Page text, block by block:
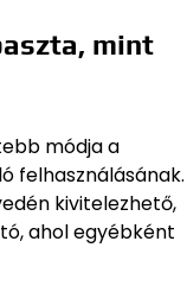
mint
módja a
felhasználásának.
kivitelezhető,
ahol egyébként